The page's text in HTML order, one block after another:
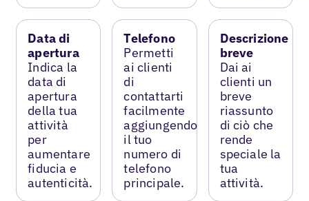
Data di
apertura
Indica la
data di
apertura
della tua
attività
per
aumentare
fiducia e
autenticità.
Telefono
Permetti
ai clienti
di
contattarti
facilmente
aggiungendo
il tuo
numero di
telefono
principale.
Descrizione
breve
Dai ai
clienti un
breve
riassunto
di ciò che
rende
speciale la
tua
attività.